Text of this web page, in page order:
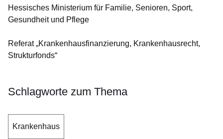
Hessisches Ministerium für Familie, Senioren, Sport,
Gesundheit und Pflege
Referat „Krankenhausfinanzierung, Krankenhausrecht,
Strukturfonds“
Schlagworte zum Thema
Krankenhaus